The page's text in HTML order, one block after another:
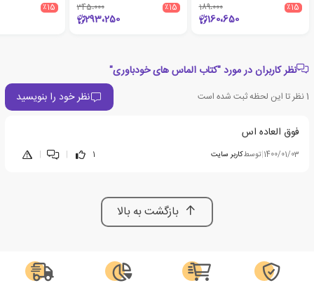
٪15 189،000
160،650
٪15 345،000
293،250
٪15
نظر کاربران در مورد "کتاب الماس های خودباوری"
1نظر تا این لحظه ثبت شده است نظر خود را بنویسید
فوق العاده اس
1400/01/03
|توسطکاربر سایت 1
|
|
بازگشت به بالا